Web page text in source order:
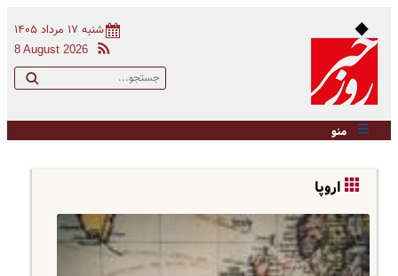
شنبه ۱۷ مرداد ۱۴۰۵
8 August 2026
منو
اروپا